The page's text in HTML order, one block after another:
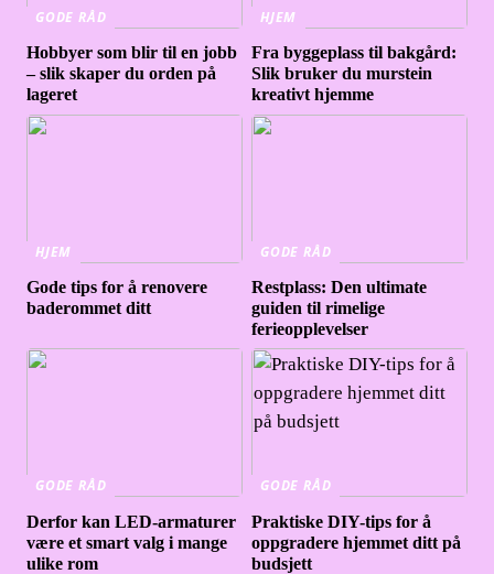
GODE RÅD
Hobbyer som blir til en jobb
– slik skaper du orden på
lageret
HJEM
Fra byggeplass til bakgård:
Slik bruker du murstein
kreativt hjemme
HJEM
Gode tips for å renovere
baderommet ditt
GODE RÅD
Restplass: Den ultimate
guiden til rimelige
ferieopplevelser
GODE RÅD
Derfor kan LED-armaturer
være et smart valg i mange
ulike rom
GODE RÅD
Praktiske DIY-tips for å
oppgradere hjemmet ditt på
budsjett